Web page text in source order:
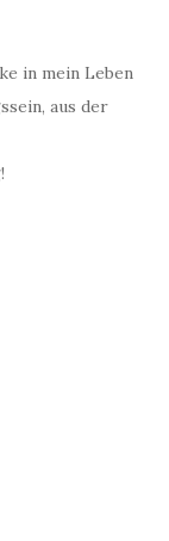
in mein Leben
aus der